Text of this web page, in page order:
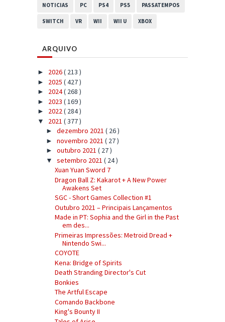
NOTICIAS PC PS4 PS5 PASSATEMPOS
SWITCH VR WII WII U XBOX
ARQUIVO
► 2026( 213 )
► 2025 ( 427 )
► 2024( 268 )
► 2023 ( 169 )
► 2022( 284 )
▼ 2021 ( 377 )
► dezembro 2021 ( 26 )
► novembro 2021 ( 27 )
► outubro 2021 ( 27 )
▼ setembro 2021 ( 24 )
Xuan Yuan Sword 7
Dragon Ball Z: Kakarot + A New Power
Awakens Set
SGC - Short Games Collection #1
Outubro 2021 – Principais Lançamentos
Made in PT: Sophia and the Girl in the Past
em des...
Primeiras Impressões: Metroid Dread +
Nintendo Swi...
COYOTE
Kena: Bridge of Spirits
Death Stranding Director's Cut
Bonkies
The Artful Escape
Comando Backbone
King's Bounty II